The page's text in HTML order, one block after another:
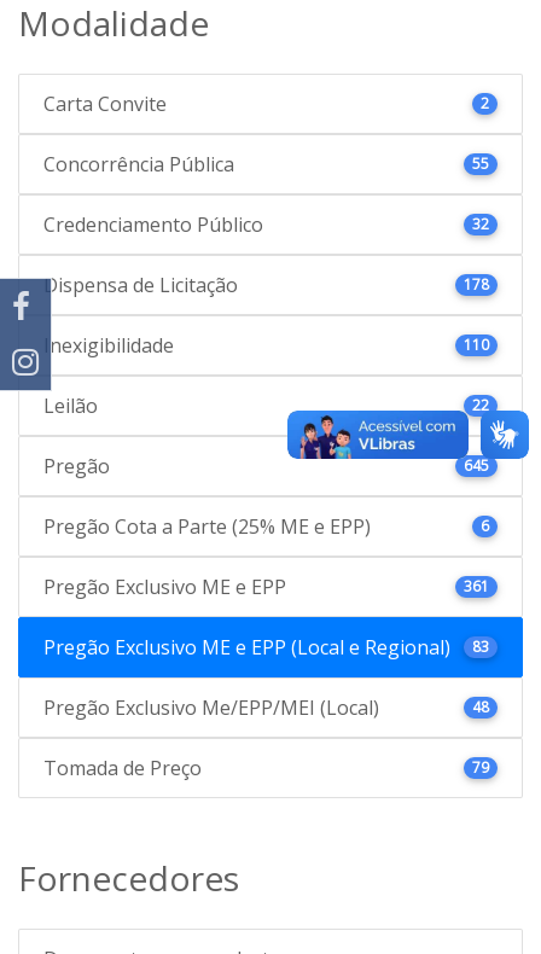
Modalidade
Carta Convite 2
Concorrência Pública 55
Credenciamento Público 32
Dispensa de Licitação 178
Inexigibilidade 110
Leilão 22
Pregão 645
Pregão Cota a Parte (25% ME e EPP) 6
Pregão Exclusivo ME e EPP 361
Pregão Exclusivo ME e EPP (Local e Regional) 83
Pregão Exclusivo Me/EPP/MEI (Local) 48
Tomada de Preço 79
Fornecedores